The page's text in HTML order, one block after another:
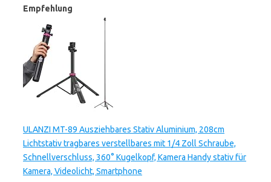
Empfehlung
ULANZI MT-89 Ausziehbares Stativ Aluminium, 208cm
Lichtstativ tragbares verstellbares mit 1/4 Zoll Schraube,
Schnellverschluss, 360° Kugelkopf, Kamera Handy stativ für
Kamera, Videolicht, Smartphone